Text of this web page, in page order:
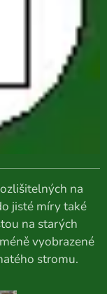
na
jisté míry také
na starých
vyobrazené
stromu.